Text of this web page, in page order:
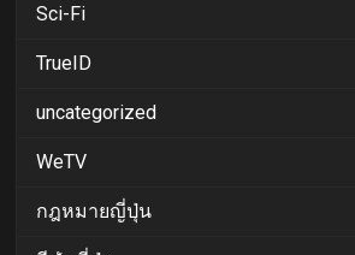
Sci-Fi
TrueID
uncategorized
WeTV
กฎหมายญี่ปุ่น